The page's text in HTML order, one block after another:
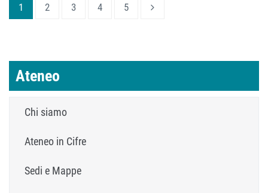
1 2 3 4 5
Ateneo
Chi siamo
Ateneo in Cifre
Sedi e Mappe